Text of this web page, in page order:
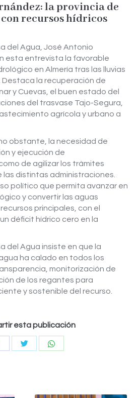
la provincia de
recursos hídricos
del Agua, José Antonio
esta entrevista la favorable
en Almería tras las lluvias
Destaca la recuperación de
y Cuevas, el buen estado del
del trasvase Tajo-Segura,
agrícola y urbano a
obstante, la necesidad de
y ejecución de
de agilizar los trámites
distintas administraciones.
político que permita avanzar en
y convertir las aguas
principales, con el
déficit hídrico cero en la
del Agua insiste en que la
ha calado en todos los
monitorización de
de los regantes para
y sostenible del recurso.
esta publicación
Compartir